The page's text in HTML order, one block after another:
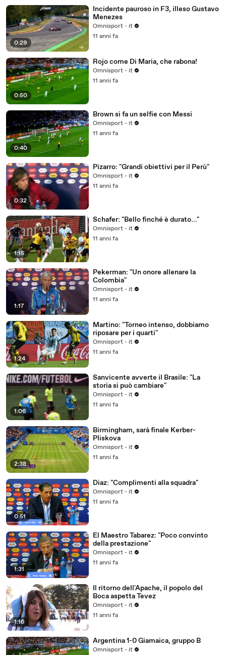
0:29
Incidente pauroso in F3, illeso Gustavo
Menezes
Omnisport - it
11 anni fa
0:50
Rojo come Di Maria, che rabona!
Omnisport - it
11 anni fa
0:40
Brown si fa un selfie con Messi
Omnisport - it
11 anni fa
0:32
Pizarro: "Grandi obiettivi per il Perù"
Omnisport - it
11 anni fa
1:15
Schafer: "Bello finché è durato..."
Omnisport - it
11 anni fa
1:17
Pekerman: "Un onore allenare la
Colombia"
Omnisport - it
11 anni fa
1:24
Martino: "Torneo intenso, dobbiamo
riposare per i quarti"
Omnisport - it
11 anni fa
1:06
Sanvicente avverte il Brasile: "La
storia si può cambiare"
Omnisport - it
11 anni fa
2:38
Birmingham, sarà finale Kerber-
Pliskova
Omnisport - it
11 anni fa
0:51
Diaz: "Complimenti alla squadra"
Omnisport - it
11 anni fa
1:31
El Maestro Tabarez: "Poco convinto
della prestazione"
Omnisport - it
11 anni fa
1:16
Il ritorno dell'Apache, il popolo del
Boca aspetta Tevez
Omnisport - it
11 anni fa
Argentina 1-0 Giamaica, gruppo B
Omnisport - it